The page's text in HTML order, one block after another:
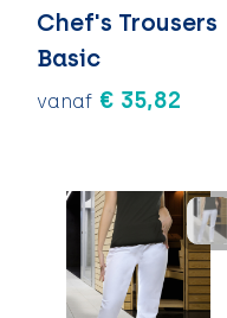
Chef's Trousers
Basic
vanaf € 35,82